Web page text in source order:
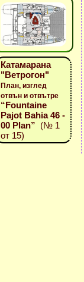
Катамарана
"Ветрогон"
План, изглед
отвън и отвътре
“Fountaine
Pajot Bahia 46 -
00 Plan” (№ 1
от 15)